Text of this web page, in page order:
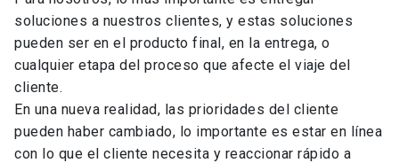
soluciones a nuestros clientes, y estas soluciones
pueden ser en el producto final, en la entrega, o
cualquier etapa del proceso que afecte el viaje del
cliente.
En una nueva realidad, las prioridades del cliente
pueden haber cambiado, lo importante es estar en línea
con lo que el cliente necesita y reaccionar rápido a